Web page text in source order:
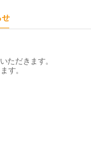
せ
ただきます。
す。